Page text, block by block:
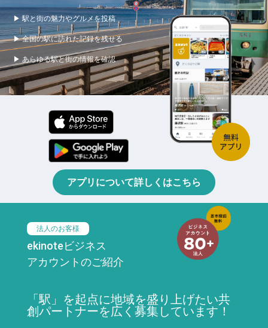
▶ 駅と街の魅力やグルメを投稿
▶ 全国の駅に訪れた記録を残せる
▶ あらゆる駅と街の情報を確認
アプリについて詳しくはこちら
法人のお客様
ekinoteビジネス
アカウントのご紹介
「駅」を起点に地域を盛り上げたい共
創パートナーを広く募集しています！